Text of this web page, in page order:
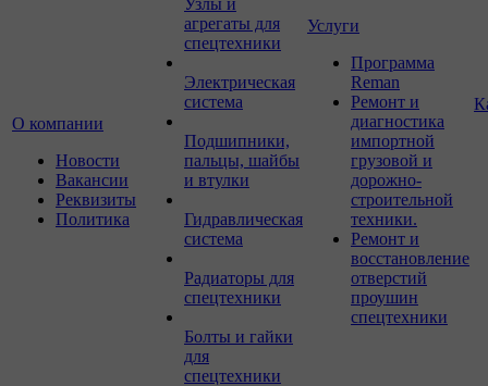
О компании
Новости
Вакансии
Реквизиты
Политика
Узлы и
агрегаты для
спецтехники
Электрическая
система
Подшипники,
пальцы, шайбы
и втулки
Гидравлическая
система
Радиаторы для
спецтехники
Болты и гайки
для
спецтехники
Услуги
Программа
Reman
Ремонт и
диагностика
импортной
грузовой и
дорожно-
строительной
техники.
Ремонт и
восстановление
отверстий
проушин
спецтехники